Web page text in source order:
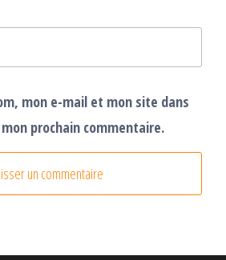
mon e-mail et mon site dans
prochain commentaire.